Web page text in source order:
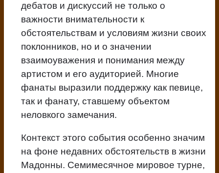
дебатов и дискуссий не только о
важности внимательности к
обстоятельствам и условиям жизни своих
поклонников, но и о значении
взаимоуважения и понимания между
артистом и его аудиторией. Многие
фанаты выразили поддержку как певице,
так и фанату, ставшему объектом
неловкого замечания.
Контекст этого события особенно значим
на фоне недавних обстоятельств в жизни
Мадонны. Семимесячное мировое турне,